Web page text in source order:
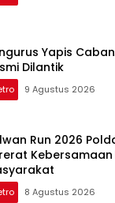
Yapis
Dilantik
9 Agustus 2026
Run 2026
Kebersamaan
8 Agustus 2026